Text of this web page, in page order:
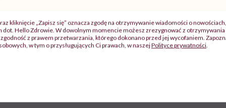
zmianie pokoleniowej u
Wkrótce nowa
atakach paniki.
kliknięcie „Zapisz się” oznacza zgodę na otrzymywanie wiadomości o
dot. Hello Zdrowie. W dowolnym momencie możesz zrezygnować z
zgodność z prawem przetwarzania, którego dokonano przed jej wycofaniem.
w tym o przysługujących Ci prawach, w naszejPolityce prywatności.